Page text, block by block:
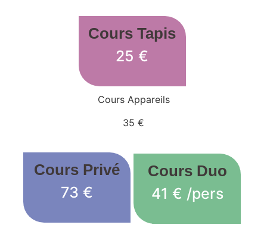
Cours Tapis
25 €
Cours Appareils
35 €
Cours Privé
73 €
Cours Duo
41 € /pers